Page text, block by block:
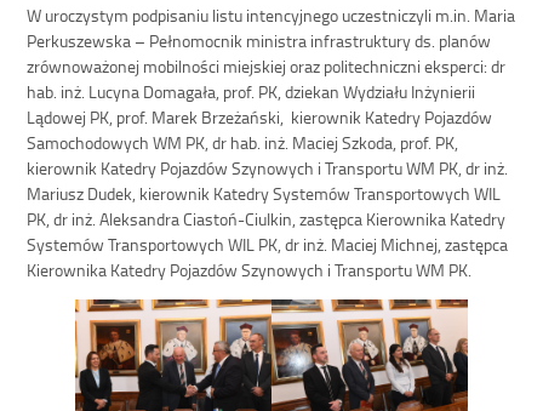
W uroczystym podpisaniu listu intencyjnego uczestniczyli m.in. Maria
Perkuszewska – Pełnomocnik ministra infrastruktury ds. planów
zrównoważonej mobilności miejskiej oraz politechniczni eksperci: dr
hab. inż. Lucyna Domagała, prof. PK, dziekan Wydziału Inżynierii
Lądowej PK, prof. Marek Brzeżański, kierownik Katedry Pojazdów
Samochodowych WM PK, dr hab. inż. Maciej Szkoda, prof. PK,
kierownik Katedry Pojazdów Szynowych i Transportu WM PK, dr inż.
Mariusz Dudek, kierownik Katedry Systemów Transportowych WIL
PK, dr inż. Aleksandra Ciastoń-Ciulkin, zastępca Kierownika Katedry
Systemów Transportowych WIL PK, dr inż. Maciej Michnej, zastępca
Kierownika Katedry Pojazdów Szynowych i Transportu WM PK.